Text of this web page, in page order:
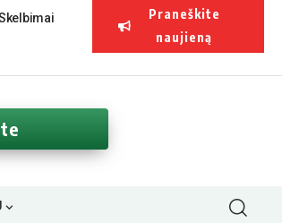
Praneškite
naujieną